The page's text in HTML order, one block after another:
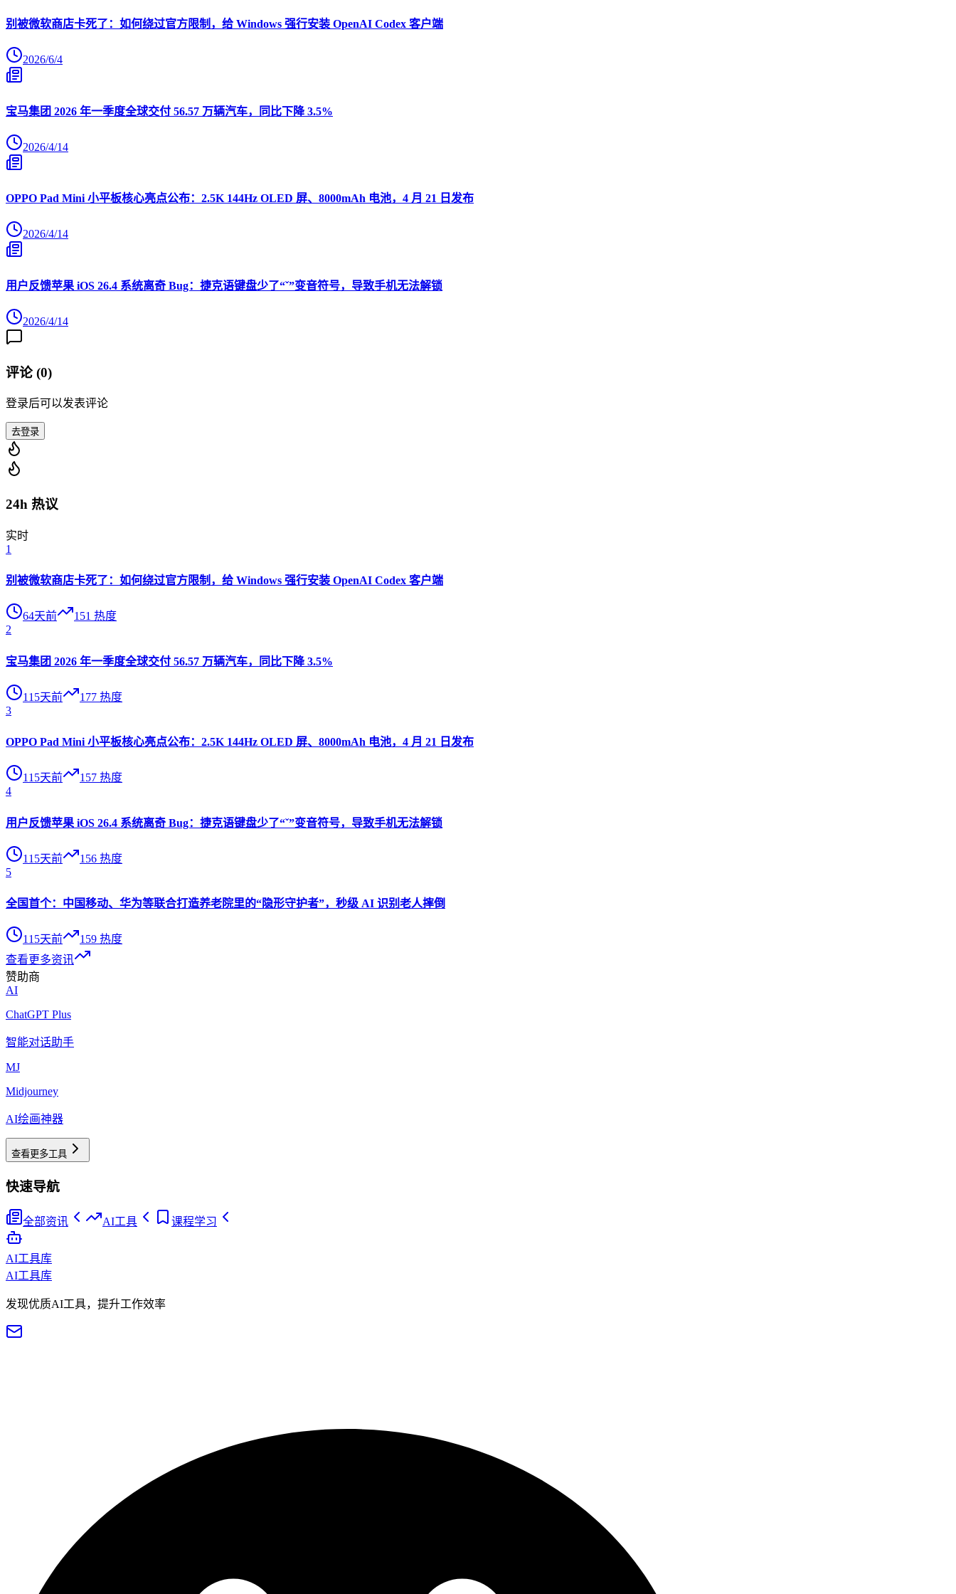
别被微软商店卡死了：如何绕过官方限制，给 Windows 强行安装 OpenAI Codex 客户端
2026/6/4
宝马集团 2026 年一季度全球交付 56.57 万辆汽车，同比下降 3.5%
2026/4/14
OPPO Pad Mini 小平板核心亮点公布：2.5K 144Hz OLED 屏、8000mAh 电池，4 月 21 日发布
2026/4/14
用户反馈苹果 iOS 26.4 系统离奇 Bug：捷克语键盘少了“ˇ”变音符号，导致手机无法解锁
2026/4/14
评论 (0)
登录后可以发表评论
去登录
24h 热议
实时
1
别被微软商店卡死了：如何绕过官方限制，给 Windows 强行安装 OpenAI Codex 客户端
64天前 151 热度
2
宝马集团 2026 年一季度全球交付 56.57 万辆汽车，同比下降 3.5%
115天前 177 热度
3
OPPO Pad Mini 小平板核心亮点公布：2.5K 144Hz OLED 屏、8000mAh 电池，4 月 21 日发布
115天前 157 热度
4
用户反馈苹果 iOS 26.4 系统离奇 Bug：捷克语键盘少了“ˇ”变音符号，导致手机无法解锁
115天前 156 热度
5
全国首个：中国移动、华为等联合打造养老院里的“隐形守护者”，秒级 AI 识别老人摔倒
115天前 159 热度
查看更多资讯
赞助商
AI
ChatGPT Plus
智能对话助手
MJ
Midjourney
AI绘画神器
查看更多工具
快速导航
全部资讯 AI工具 课程学习
AI工具库
AI工具库
发现优质AI工具，提升工作效率